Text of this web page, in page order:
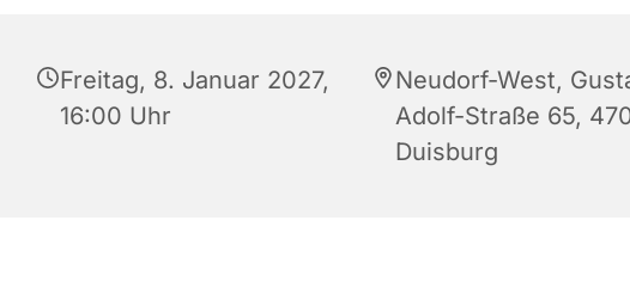
Freitag, 8. Januar 2027,
16:00 Uhr
Neudorf-West,
Adolf-Straße 65,
Duisburg